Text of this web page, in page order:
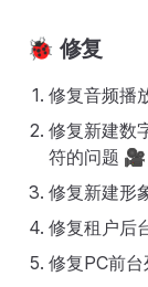
🐞 修复
修复音频播
修复新建数
符的问题 🎥
修复新建形
修复租户后
修复PC前